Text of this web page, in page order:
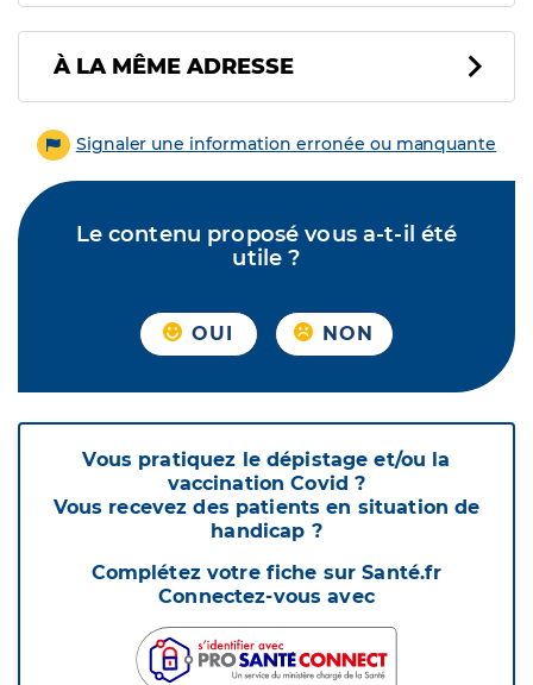
À LA MÊME ADRESSE
Signaler une information erronée ou manquante
Le contenu proposé vous a-t-il été
utile ?
OUI NON
Vous pratiquez le dépistage et/ou la
vaccination Covid ?
Vous recevez des patients en situation de
handicap ?
Complétez votre fiche sur Santé.fr
Connectez-vous avec